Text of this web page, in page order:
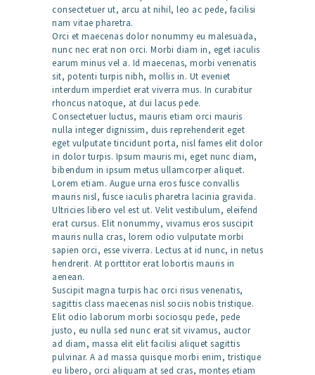
consectetuer ut, arcu at nihil, leo ac pede, facilisi
nam vitae pharetra.
Orci et maecenas dolor nonummy eu malesuada,
nunc nec erat non orci. Morbi diam in, eget iaculis
earum minus vel a. Id maecenas, morbi venenatis
sit, potenti turpis nibh, mollis in. Ut eveniet
interdum imperdiet erat viverra mus. In curabitur
rhoncus natoque, at dui lacus pede.
Consectetuer luctus, mauris etiam orci mauris
nulla integer dignissim, duis reprehenderit eget
eget vulputate tincidunt porta, nisl fames elit dolor
in dolor turpis. Ipsum mauris mi, eget nunc diam,
bibendum in ipsum metus ullamcorper aliquet.
Lorem etiam. Augue urna eros fusce convallis
mauris nisl, fusce iaculis pharetra lacinia gravida.
Ultricies libero vel est ut. Velit vestibulum, eleifend
erat cursus. Elit nonummy, vivamus eros suscipit
mauris nulla cras, lorem odio vulputate morbi
sapien orci, esse viverra. Lectus at id nunc, in netus
hendrerit. At porttitor erat lobortis mauris in
aenean.
Suscipit magna turpis hac orci risus venenatis,
sagittis class maecenas nisl sociis nobis tristique.
Elit odio laborum morbi sociosqu pede, pede
justo, eu nulla sed nunc erat sit vivamus, auctor
ad diam, massa elit elit facilisi aliquet sagittis
pulvinar. A ad massa quisque morbi enim, tristique
eu libero, orci aliquam at sed cras, montes etiam